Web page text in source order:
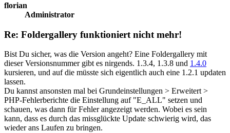
florian
Administrator
Re: Foldergallery funktioniert nicht mehr!
Bist Du sicher, was die Version angeht? Eine Foldergallery mit
dieser Versionsnummer gibt es nirgends. 1.3.4, 1.3.8 und 1.4.0
kursieren, und auf die müsste sich eigentlich auch eine 1.2.1 updaten
lassen.
Du kannst ansonsten mal bei Grundeinstellungen > Erweitert >
PHP-Fehlerberichte die Einstellung auf "E_ALL" setzen und
schauen, was dann für Fehler angezeigt werden. Wobei es sein
kann, dass es durch das missglückte Update schwierig wird, das
wieder ans Laufen zu bringen.